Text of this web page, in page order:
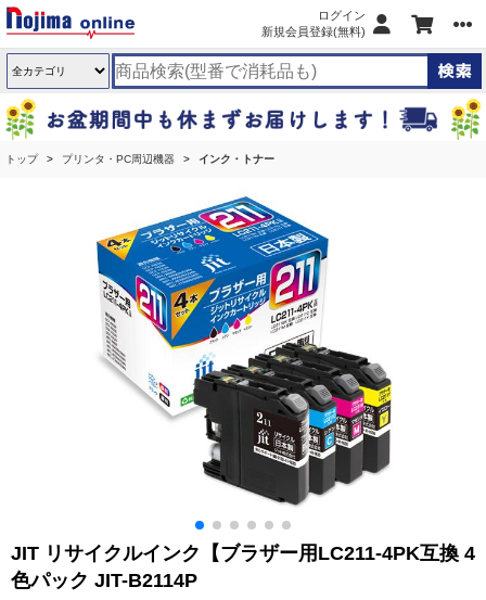
ログイン
新規会員登録(無料)
トップ プリンタ・PC周辺機器 インク・トナー
JIT リサイクルインク【ブラザー用LC211-4PK互換 4
色パック JIT-B2114P